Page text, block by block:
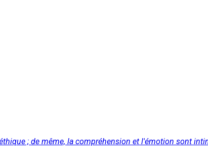
; de même, la compréhension et l'émotion sont